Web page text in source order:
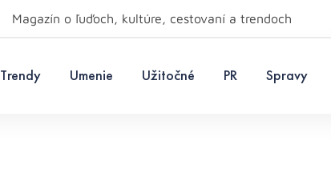
Magazín o ľuďoch, kultúre, cestovaní a trendoch
Trendy Umenie Užitočné PR Spravy